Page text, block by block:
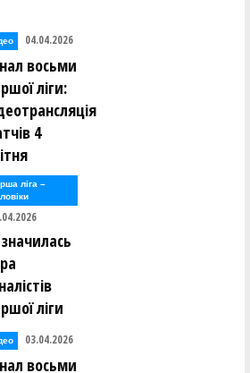
04.04.2026
восьми
ліги:
4
лiга –
ліги
03.04.2026
восьми